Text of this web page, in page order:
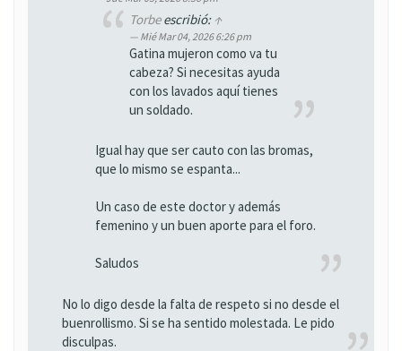
Torbeescribió: ↑
Mié Mar 04, 2026 6:26 pm
Gatina mujeron como va tu
cabeza? Si necesitas ayuda
con los lavados aquí tienes
un soldado.
Igual hay que ser cauto con las bromas,
que lo mismo se espanta...
Un caso de este doctor y además
femenino y un buen aporte para el foro.
Saludos
No lo digo desde la falta de respeto si no desde el
buenrollismo. Si se ha sentido molestada. Le pido
disculpas.